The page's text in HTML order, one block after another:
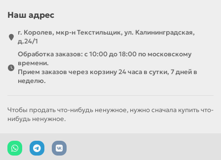
Наш адрес
г. Королев, мкр-н Текстильщик, ул. Калининградская,
д.24/1
Обработка заказов: с 10:00 до 18:00 по московскому
времени.
Прием заказов через корзину 24 часа в сутки, 7 дней в
неделю.
Чтобы продать что-нибудь ненужное, нужно сначала купить что-
нибудь ненужное.